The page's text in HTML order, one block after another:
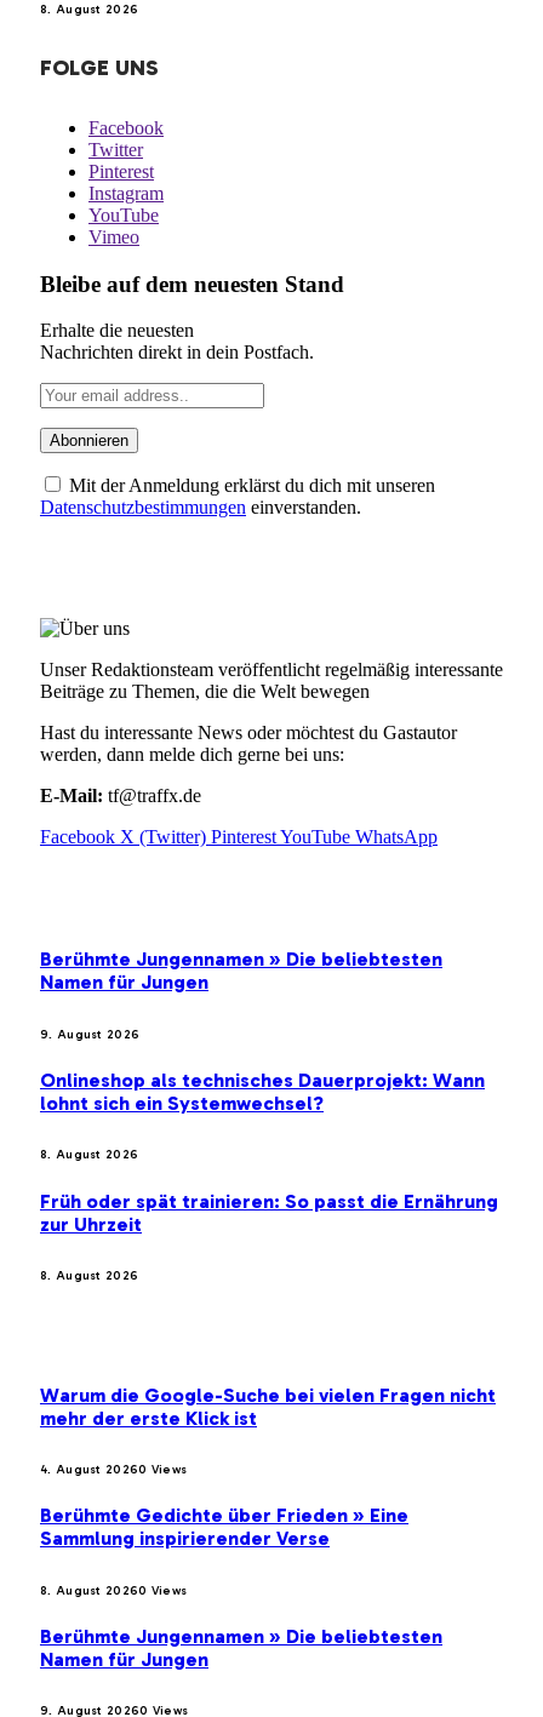
8. August 2026
FOLGE UNS
Facebook
Twitter
Pinterest
Instagram
YouTube
Vimeo
Bleibe auf dem neuesten Stand
Erhalte die neuesten
Nachrichten direkt in dein Postfach.
Mit der Anmeldung erklärst du dich mit unseren
Datenschutzbestimmungen einverstanden.
Unser Redaktionsteam veröffentlicht regelmäßig interessante
Beiträge zu Themen, die die Welt bewegen
Hast du interessante News oder möchtest du Gastautor
werden, dann melde dich gerne bei uns:
E-Mail: tf@traffx.de
Facebook X (Twitter) PinterestYouTube WhatsApp
Berühmte Jungennamen » Die beliebtesten
Namen für Jungen
9. August 2026
Onlineshop als technisches Dauerprojekt: Wann
lohnt sich ein Systemwechsel?
8. August 2026
Früh oder spät trainieren: So passt die Ernährung
zur Uhrzeit
8. August 2026
Warum die Google-Suche bei vielen Fragen nicht
mehr der erste Klick ist
4. August 20260 Views
Berühmte Gedichte über Frieden » Eine
Sammlung inspirierender Verse
8. August 20260 Views
Berühmte Jungennamen » Die beliebtesten
Namen für Jungen
9. August 20260 Views